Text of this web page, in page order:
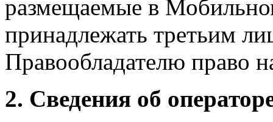
размещаемые в
принадлежать третьим
Правообладателю право
2. Сведения об